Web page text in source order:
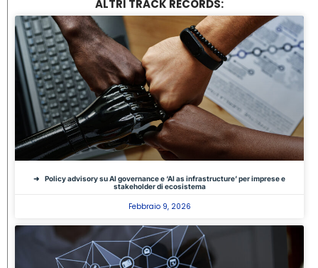
ALTRI TRACK RECORDS:
Policy advisory su AI governance e ‘AI as infrastructure’ per imprese e
stakeholder di ecosistema
Febbraio 9, 2026